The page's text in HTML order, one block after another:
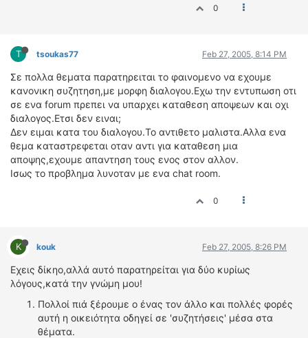
0
T tsoukas77 Feb 27, 2005, 8:14 PM
Σε πολλα θεματα παρατηρειται το φαινομενο να εχουμε
κανονικη συζητηση,με μορφη διαλογου.Εχω την εντυπωση οτι
σε ενα forum πρεπει να υπαρχει καταθεση αποψεων και οχι
διαλογος.Ετσι δεν ειναι;
Δεν ειμαι κατα του διαλογου.Το αντιθετο μαλιστα.Αλλα ενα
θεμα καταστρεφεται οταν αντι για καταθεση μια
αποψης,εχουμε απαντηση τους ενος στον αλλον.
Ισως το προβλημα λυνοταν με ενα chat room.
0
K kouk Feb 27, 2005, 8:26 PM
Εχεις δίκηο,αλλά αυτό παρατηρείται για δύο κυρίως
λόγους,κατά την γνώμη μου!
Πολλοί πιά ξέρουμε ο ένας τον άλλο και πολλές φορές
αυτή η οικειότητα οδηγεί σε 'συζητήσεις' μέσα στα
θέματα.
ΕΛΛΗΝΙΚΟΙ ΑΓΩΝΕΣ
ΤΙΜΕΣ
4T CLASSIC
ΜΟΝΤΕΛΑ
ΚΑΤΑΣΚΕΥΑΣΤΕΣ
ΠΡΟΣΩΠΙΚΟΤΗΤΕΣ
ΑΓΩΝΙΣΤΙΚΑ ΑΥΤΟΚΙΝΗΤΑ
ΠΩΛΗΣΕΙΣ
ΠΡΟΣΦΟΡΕΣ
ΜΕΤΑΧΕΙΡΙΣΜΕΝΑ
2ΤΡΟΧΟΙ
ΟΔΗΓΟΥΜΕ